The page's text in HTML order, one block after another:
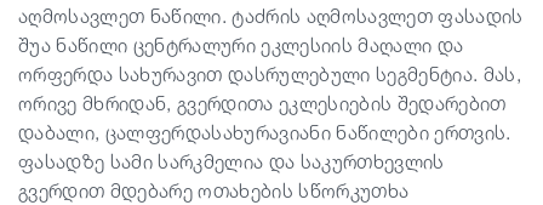
აღმოსავლეთ ნაწილი. ტაძრის აღმოსავლეთ ფასადის
შუა ნაწილი ცენტრალური ეკლესიის მაღალი და
ორფერდა სახურავით დასრულებული სეგმენტია. მას,
ორივე მხრიდან, გვერდითა ეკლესიების შედარებით
დაბალი, ცალფერდასახურავიანი ნაწილები ერთვის.
ფასადზე სამი სარკმელია და საკურთხევლის
გვერდით მდებარე ოთახების სწორკუთხა